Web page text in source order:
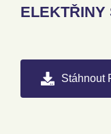
ELEKTŘINY
Stáhnout